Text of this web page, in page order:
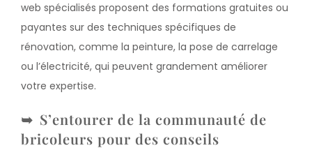
web spécialisés proposent des formations gratuites ou
payantes sur des techniques spécifiques de
rénovation, comme la peinture, la pose de carrelage
ou l’électricité, qui peuvent grandement améliorer
votre expertise.
S’entourer de la communauté de
bricoleurs pour des conseils